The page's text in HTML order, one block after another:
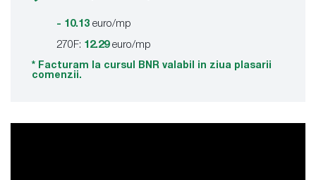
- 10.13 euro/mp
270F: 12.29 euro/mp
* Facturam la cursul BNR valabil in ziua plasarii
comenzii.